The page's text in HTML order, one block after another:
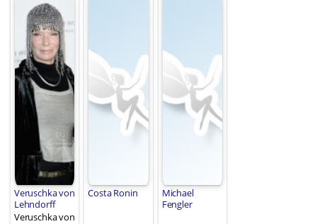
Veruschka von
Lehndorff
Veruschka von
Costa Ronin
Michael
Fengler